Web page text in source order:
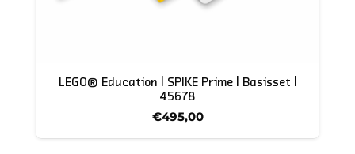
set.
controller, de enkle motor en de
kleursensor. Verder de NFC kaartjes en
een USB-C oplaadkabel
BELANGRIJK: De Science sets zijn niet
LEGO® Education | SPIKE Prime | Basisset |
45678
€495,00